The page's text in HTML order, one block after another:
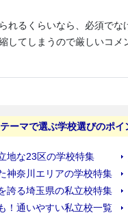
れるくらいなら、必須で
してしまうので厳しいコ